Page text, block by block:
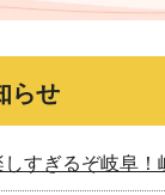
らせ
すぎるぞ岐阜